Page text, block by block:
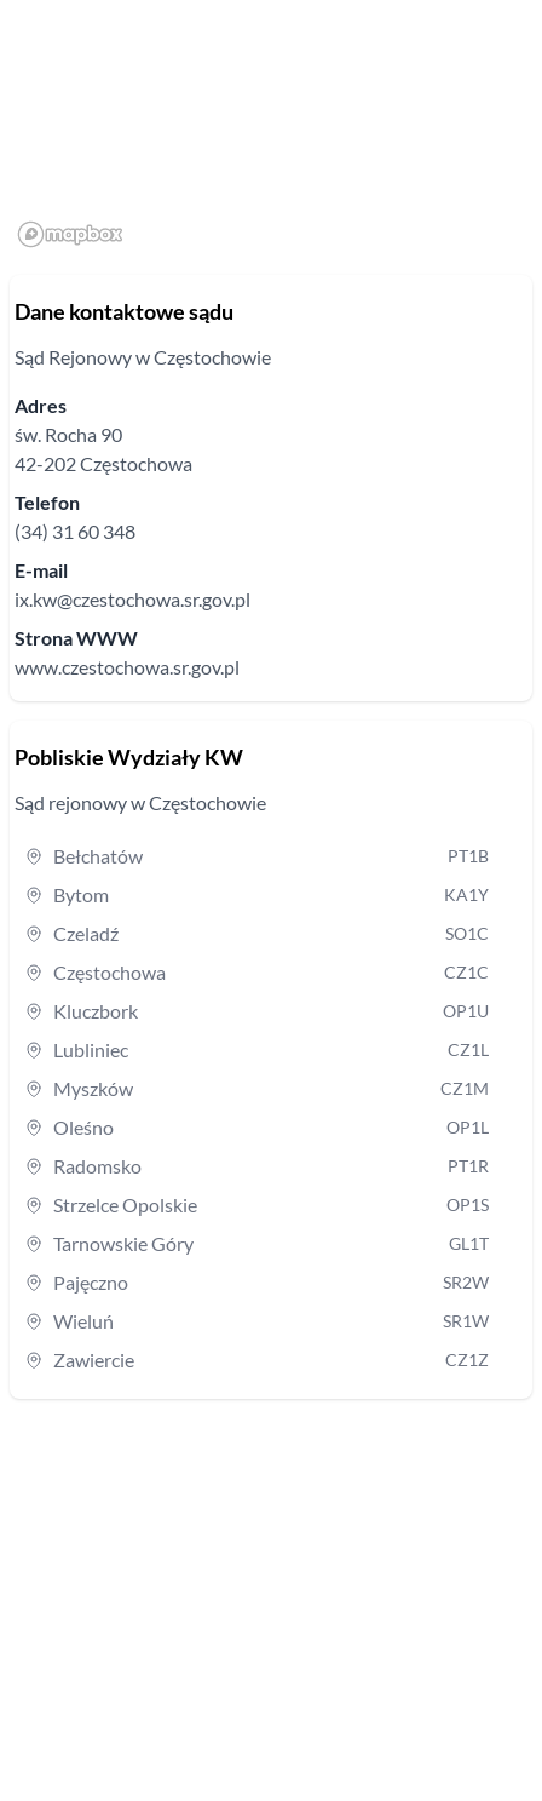
Dane kontaktowe sądu
Sąd Rejonowyw Częstochowie
Adres
św. Rocha 90
42-202Częstochowa
Telefon
(34) 31 60 348
E-mail
ix.kw@czestochowa.sr.gov.pl
Strona WWW
www.czestochowa.sr.gov.pl
Pobliskie Wydziały KW
Sąd rejonowyw Częstochowie
Bełchatów PT1B
Bytom KA1Y
Czeladź SO1C
Częstochowa CZ1C
Kluczbork OP1U
Lubliniec CZ1L
Myszków CZ1M
Oleśno OP1L
Radomsko PT1R
Strzelce Opolskie OP1S
Tarnowskie Góry GL1T
Pajęczno SR2W
Wieluń SR1W
Zawiercie CZ1Z